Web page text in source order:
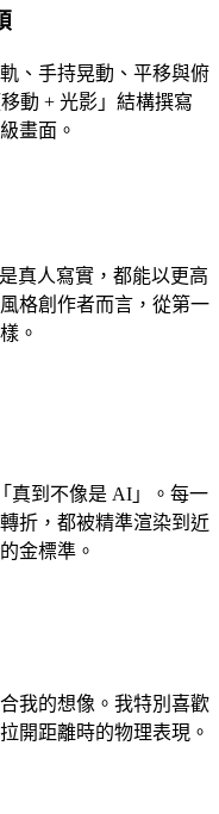
、手持晃動、平移與俯
動 + 光影」結構撰寫
畫面。
真人寫實，都能以更高
格創作者而言，從第一
。
真到不像是 AI」。每一
折，都被精準渲染到近
金標準。
我的想像。我特別喜歡
開距離時的物理表現。